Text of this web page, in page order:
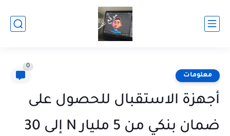
معلومات
0
أجهزة الاستقبال للحصول على
ضمان بنكي من 5 مليار N إلى 30